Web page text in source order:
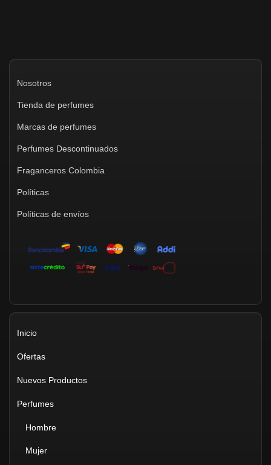
Nosotros
Tienda de perfumes
Marcas de perfumes
Perfumes Descontinuados
Fraganceros Colombia
Políticas
Políticas de envíos
Inicio
Ofertas
Nuevos Productos
Perfumes
Hombre
Mujer